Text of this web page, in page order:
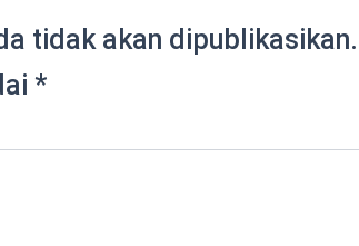
tidak akan dipublikasikan.
*